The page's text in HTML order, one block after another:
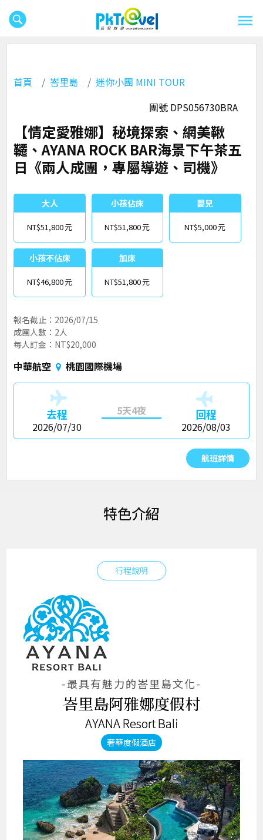
首頁 峇里島
迷你小團 MINI TOUR
團號 DPS056730BRA
【情定愛雅娜】秘境探索、網美鞦
韆、AYANA ROCK BAR海景下午茶五
日《兩人成團，專屬導遊、司機》
大人
NT$51,800
小孩佔床
NT$51,800
嬰兒
NT$5,000
小孩不佔床
NT$46,800
加床
NT$51,800
報名截止：2026/07/15
成團人數：2人
每人訂金：NT$20,000
中華航空 桃園國際機場
去程
2026/07/30
5天4夜 回程
2026/08/03
航班詳情
特色介紹
行程說明
-最具有魅力的峇里島文化-
峇里島阿雅娜度假村
AYANA Resort Bali
奢華度假酒店